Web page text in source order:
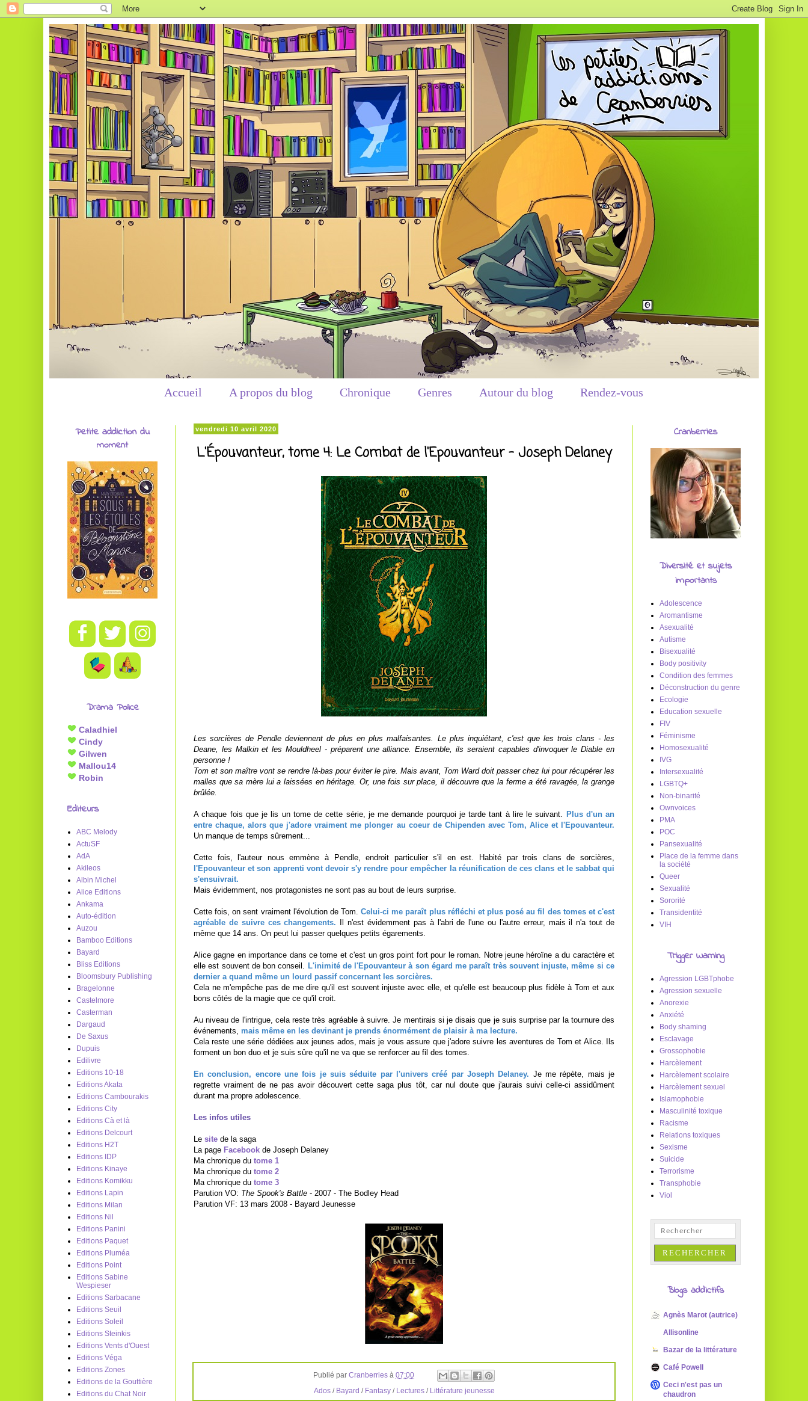
Accueil A propos du blog Chronique Genres Autour du blog Rendez-vous
vendredi 10 avril 2020
L'Épouvanteur, tome 4: Le Combat de l'Epouvanteur - Joseph Delaney
Les sorcières de Pendle deviennent de plus en plus malfaisantes. Le plus inquiétant, c'est que les trois clans - les
Deane, les Malkin et les Mouldheel - préparent une alliance. Ensemble, ils seraient capables d'invoquer le Diable en
personne !
Tom et son maître vont se rendre là-bas pour éviter le pire. Mais avant, Tom Ward doit passer chez lui pour récupérer les
malles que sa mère lui a laissées en héritage. Or, une fois sur place, il découvre que la ferme a été ravagée, la grange
brûlée.
A chaque fois que je lis un tome de cette série, je me demande pourquoi je tarde tant à lire le suivant. Plus d'un an
entre chaque, alors que j'adore vraiment me plonger au coeur de Chipenden avec Tom, Alice et l'Epouvanteur.
Un manque de temps sûrement...
Cette fois, l'auteur nous emmène à Pendle, endroit particulier s'il en est. Habité par trois clans de sorcières,
l'Epouvanteur et son apprenti vont devoir s'y rendre pour empêcher la réunification de ces clans et le sabbat qui
s'ensuivrait.
Mais évidemment, nos protagonistes ne sont pas au bout de leurs surprise.
Cette fois, on sent vraiment l'évolution de Tom.Celui-ci me paraît plus réfléchi et plus posé au fil des tomes et c'est
agréable de suivre ces changements. Il n'est évidemment pas à l'abri de l'une ou l'autre erreur, mais il n'a tout de
même que 14 ans. On peut lui passer quelques petits égarements.
Alice gagne en importance dans ce tome et c'est un gros point fort pour le roman. Notre jeune héroïne a du caractère et
elle est souvent de bon conseil. L'inimité de l'Epouvanteur à son égard me paraît très souvent injuste, même si ce
dernier a quand même un lourd passif concernant les sorcières.
Cela ne m'empêche pas de me dire qu'il est souvent injuste avec elle, et qu'elle est beaucoup plus fidèle à Tom et aux
bons côtés de la magie que ce qu'il croit.
Au niveau de l'intrigue, cela reste très agréable à suivre. Je mentirais si je disais que je suis surprise par la tournure des
événements, mais même en les devinant je prends énormément de plaisir à ma lecture.
Cela reste une série dédiées aux jeunes ados, mais je vous assure que j'adore suivre les aventures de Tom et Alice. Ils
forment un bon duo et je suis sûre qu'il ne va que se renforcer au fil des tomes.
En conclusion, encore une fois je suis séduite par l'univers créé par Joseph Delaney. Je me répète, mais je
regrette vraiment de ne pas avoir découvert cette saga plus tôt, car nul doute que j'aurais suivi celle-ci assidûment
durant ma propre adolescence.
Les infos utiles
Le site de la saga
La page Facebook de Joseph Delaney
Ma chronique du tome 1
Ma chronique du tome 2
Ma chronique du tome 3
Parution VO: The Spook's Battle - 2007 - The Bodley Head
Parution VF: 13 mars 2008 - Bayard Jeunesse
Publié par Cranberries à 07:00
Ados/ Bayard / Fantasy/ Lectures/ Littérature jeunesse
Petite addiction du
moment
Drama Police
Caladhiel
Cindy
Gilwen
Mallou14
Robin
Editeurs
ABC Melody
ActuSF
AdA
Akileos
Albin Michel
Alice Editions
Ankama
Auto-édition
Auzou
Bamboo Editions
Bayard
Bliss Editions
Bloomsbury Publishing
Bragelonne
Castelmore
Casterman
Dargaud
De Saxus
Dupuis
Edilivre
Editions 10-18
Editions Akata
Editions Cambourakis
Editions City
Editions Cà et là
Editions Delcourt
Editions H2T
Editions IDP
Editions Kinaye
Editions Komikku
Editions Lapin
Editions Milan
Editions Nil
Editions Panini
Editions Paquet
Editions Pluméa
Editions Point
Editions Sabine
Wespieser
Editions Sarbacane
Editions Seuil
Editions Soleil
Editions Steinkis
Editions Vents d'Ouest
Editions Véga
Editions Zones
Editions de la Gouttière
Editions du Chat Noir
Cranberries
Diversité et sujets
importants
Adolescence
Aromantisme
Asexualité
Autisme
Bisexualité
Body positivity
Condition des femmes
Déconstruction du genre
Ecologie
Education sexuelle
FIV
Féminisme
Homosexualité
IVG
Intersexualité
LGBTQ+
Non-binarité
Ownvoices
PMA
POC
Pansexualité
Place de la femme dans
la société
Queer
Sexualité
Sororité
Transidentité
VIH
Trigger Warning
Agression LGBTphobe
Agression sexuelle
Anorexie
Anxiété
Body shaming
Esclavage
Grossophobie
Harcèlement
Harcèlement scolaire
Harcèlement sexuel
Islamophobie
Masculinité toxique
Racisme
Relations toxiques
Sexisme
Suicide
Terrorisme
Transphobie
Viol
Blogs addictifs
Agnès Marot (autrice)
Allisonline
Bazar de la littérature
Café Powell
Ceci n'est pas un
chaudron